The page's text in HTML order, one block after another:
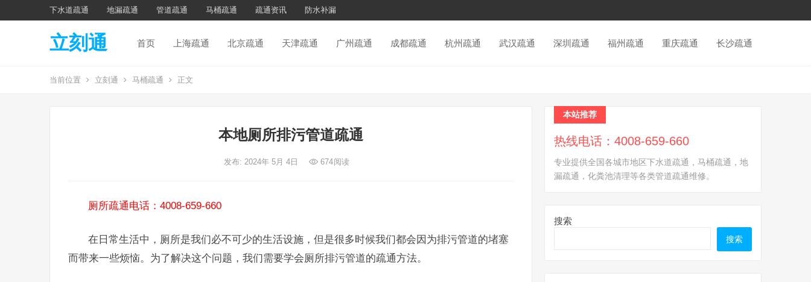
下水道疏通 地漏疏通 管道疏通 马桶疏通 疏通资讯 防水补漏
立刻通 首页 上海疏通 北京疏通 天津疏通 广州疏通 成都疏通 杭州疏通 武汉疏通 深圳疏通 福州疏通 重庆疏通 长沙疏通
当前位置 立刻通 马桶疏通 正文
本地厕所排污管道疏通
发布: 2024年 5月 4日 674阅读
厕所疏通电话：4008-659-660
在日常生活中，厕所是我们必不可少的生活设施，但是很多时候我们都会因为排污管道的堵塞
而带来一些烦恼。为了解决这个问题，我们需要学会厕所排污管道的疏通方法。
本站推荐
热线电话：4008-659-660
专业提供全国各城市地区下水道疏通，马桶疏通，地
漏疏通，化粪池清理等各类管道疏通维修。
搜索
搜索